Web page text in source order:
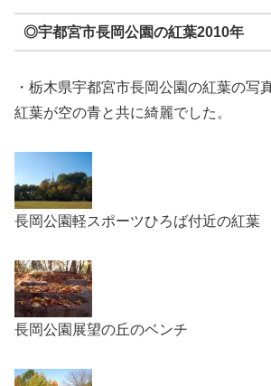
◎宇都宮市長岡公園の紅葉2010年
・栃木県宇都宮市長岡公園の紅葉の写
紅葉が空の青と共に綺麗でした。
長岡公園軽スポーツひろば付近の紅葉
長岡公園展望の丘のベンチ